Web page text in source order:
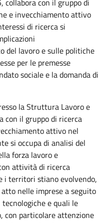
collabora con il gruppo di
e invecchiamento attivo
di ricerca si
del lavoro e sulle politiche
per le premesse
sociale e la domanda di
la Struttura Lavoro e
con il gruppo di ricerca
attivo nel
si occupa di analisi del
forza lavoro e
attività di ricerca
i territori stiano evolvendo,
nelle imprese a seguito
e quali le
con particolare attenzione